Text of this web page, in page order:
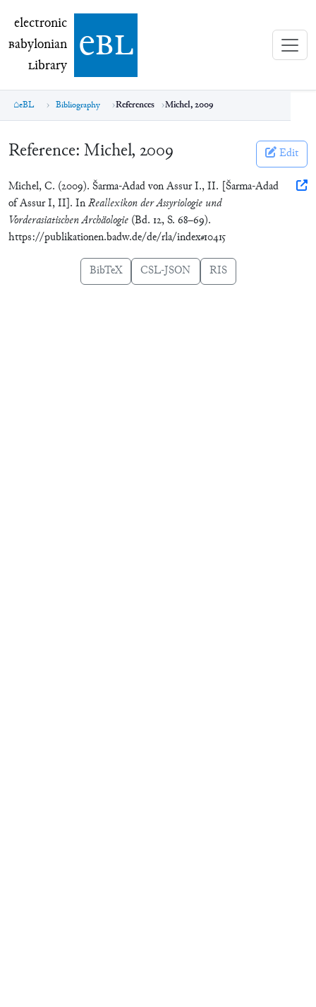
electronic Babylonian Library (eBL)
electronic
Babylonian
Library ebl
eBL Bibliography References Michel, 2009
Reference: Michel, 2009 Edit
Michel, C. (2009). Šarma-Adad von Assur I., II. [Šarma-Adad
of Assur I, II]. InReallexikon der Assyriologie und
Vorderasiatischen Archäologie (Bd. 12, S. 68–69).
https://publikationen.badw.de/de/rla/index#10415
BibTeX CSL-JSON RIS